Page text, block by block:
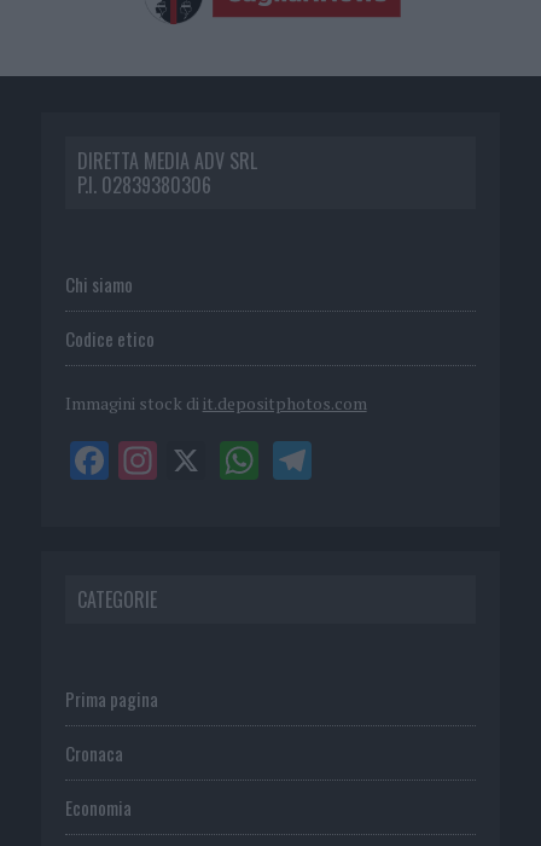
DIRETTA MEDIA ADV SRL
P.I. 02839380306
Chi siamo
Codice etico
Immagini stock di it.depositphotos.com
CATEGORIE
Prima pagina
Cronaca
Economia